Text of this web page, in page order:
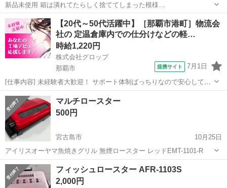
新品未使用 箱は潰れてたらしく捨ててしまった模様…
沖縄 豊見城市 小禄駅 キッチン家電 ロースター
【20代～50代活躍中】［那覇市港町］物流会
社の 定温倉庫内での仕分けなどの軽…
時給1,220円
株式会社グロップ
那覇市
提携サイト 7月1日
[仕事内容] 未経験者大歓迎！ サポート体制ばっちりなので安心してス
タートできます。 【物流倉庫での仕分けや検品】 ◎仕事内容 （雇入
れ直後） 業者向けの酒類などの飲料、調味料、コンビニ製品や日用
品、食品を取り扱う 定...
沖縄 那覇市
マルチロースター
500円
宮古島市
10月25日
アイリスオーヤマ魚焼きグリル 無煙ロースター レッドEMT-1101-R
沖縄 宮古島市 ロースター
フィッシュロースター AFR-1103S
2,000円